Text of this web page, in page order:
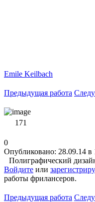
Emile Keilbach
Предыдущая работа
171
0
Опубликовано: 28.09.14 в
Полиграфический
Войдите или
работы фрилансеров.
Предыдущая работа